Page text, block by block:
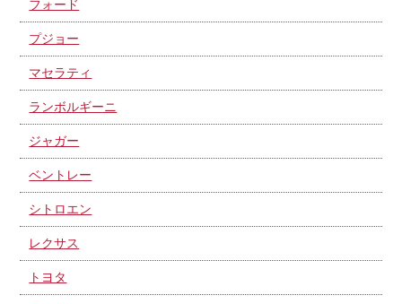
フォード
プジョー
マセラティ
ランボルギーニ
ジャガー
ベントレー
シトロエン
レクサス
トヨタ